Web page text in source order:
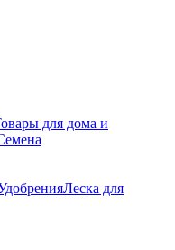
для дома и
Леска для